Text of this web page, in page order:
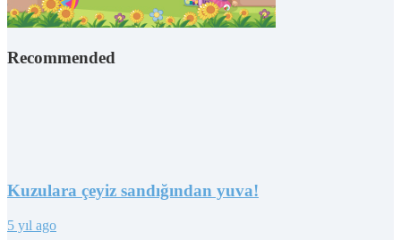
Recommended
Kuzulara çeyiz sandığından yuva!
5 yıl ago